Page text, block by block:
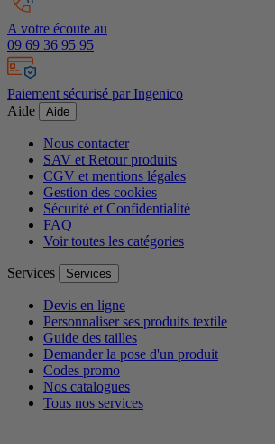
A votre écoute au
09 69 36 95 95
Paiement sécurisé par Ingenico
Aide
Aide
Nous contacter
SAV et Retour produits
CGV et mentions légales
Gestion des cookies
Sécurité et Confidentialité
FAQ
Voir toutes les catégories
Services Services
Devis en ligne
Personnaliser ses produits textile
Guide des tailles
Demander la pose d'un produit
Codes promo
Nos catalogues
Tous nos services